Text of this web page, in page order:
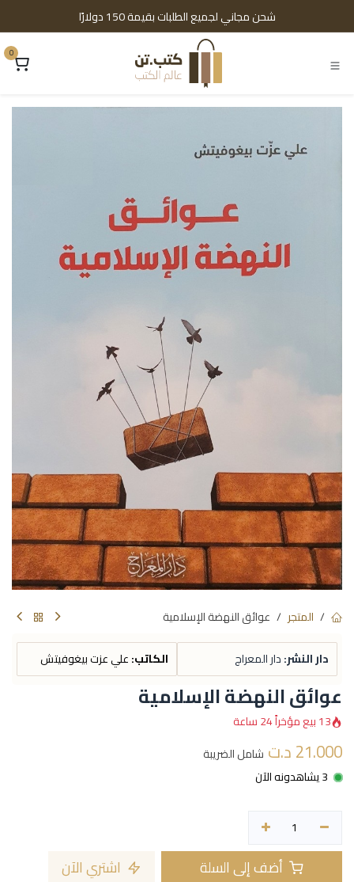
شحن مجاني لجميع الطلبات بقيمة 150 دولارًا
0
المتجر عوائق النهضة الإسلامية
دار النشر:دار المعراج الكاتب:علي عزت بيغوفيتش
عوائق النهضة الإسلامية
13 بيع مؤخراً 24 ساعة
21.000د.ت شامل الضريبة
3 يشاهدونه الآن
أضف إلى السلة اشتري الآن